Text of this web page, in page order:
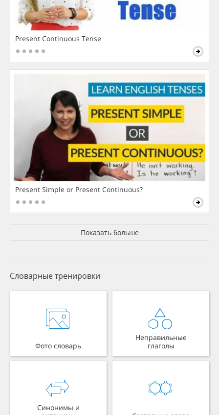
Present Continuous Tense
Present Simple or Present Continuous?
Показать больше
Словарные тренировки
Фото словарь
Неправильные
глаголы
Синонимы и